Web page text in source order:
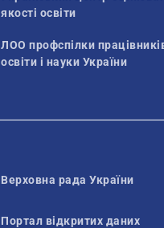
якості освіти
ЛОО профспілки
освіти і науки України
Верховна рада України
Портал відкритих даних